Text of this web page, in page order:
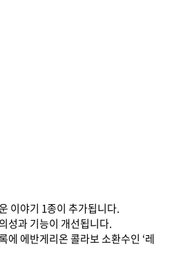
이야기 1종이 추가됩니다.
성과 기능이 개선됩니다.
에 에반게리온 콜라보 소환수인 ‘레